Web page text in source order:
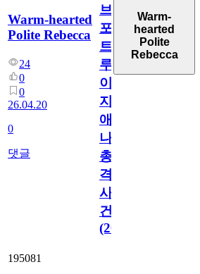
Warm-hearted
Polite Rebecca
24
0
0
26.04.20
0
댓글
브
포
트
루
이
지
애
나
총
격
사
건
(2026)
Warm-
hearted
Polite
Rebecca
195081